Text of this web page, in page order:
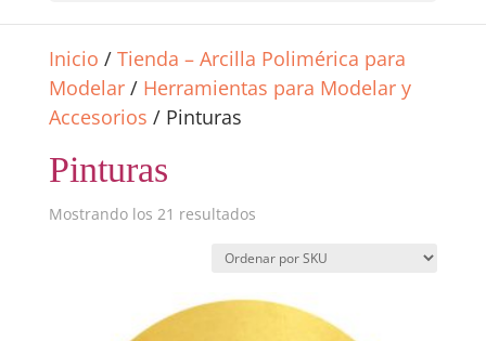
Inicio / Tienda – Arcilla Polimérica para
Modelar/ Herramientas para Modelar y
Accesorios / Pinturas
Pinturas
Mostrando los 21 resultados